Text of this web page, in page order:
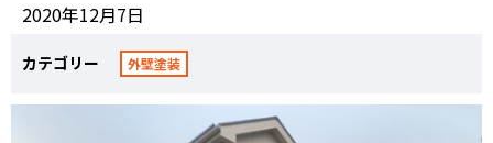
2020年12月7日
カテゴリー 外壁塗装